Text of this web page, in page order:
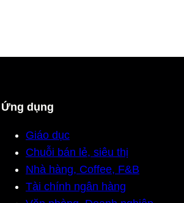
Ứng dụng
Giáo dục
Chuỗi bán lẻ, siêu thị
Nhà hàng, Coffee, F&B
Tài chính ngân hàng